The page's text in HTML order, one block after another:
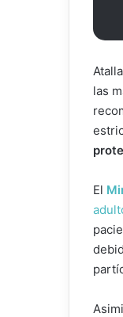
las
El